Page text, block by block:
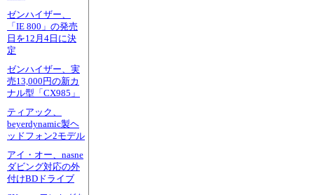
ゼンハイザー、
「IE 800」の発売
日を12月4日に決
定
ゼンハイザー、実
売13,000円の新カ
ナル型「CX985」
ティアック、
beyerdynamic製ヘ
ッドフォン2モデル
アイ・オー、nasne
ダビング対応の外
付けBDドライブ